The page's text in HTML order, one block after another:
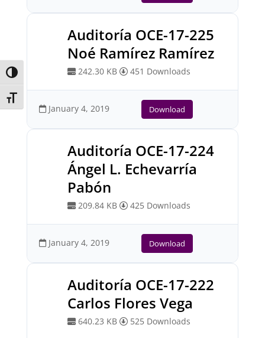
Toggle High Contrast
Toggle Font size
Auditoría OCE-17-225
Noé Ramírez Ramírez
242.30 KB 451 Downloads
January 4, 2019 Download
Auditoría OCE-17-224
Ángel L. Echevarría
Pabón
209.84 KB 425 Downloads
January 4, 2019 Download
Auditoría OCE-17-222
Carlos Flores Vega
640.23 KB 525 Downloads